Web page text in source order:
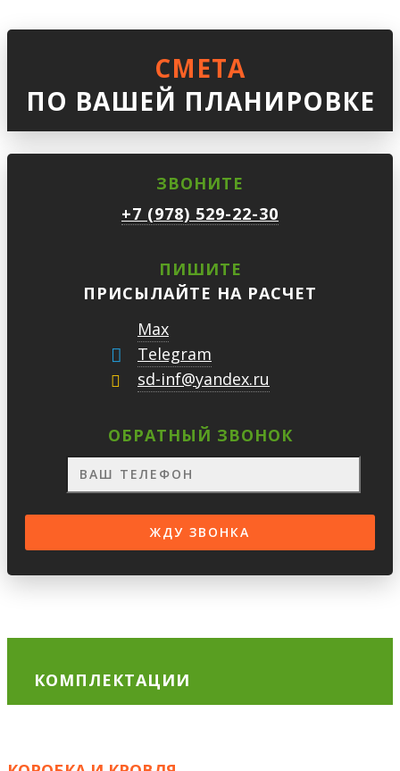
СМЕТА
ПО ВАШЕЙ ПЛАНИРОВКЕ
ЗВОНИТЕ
+7 (978) 529-22-30
ПИШИТЕ
ПРИСЫЛАЙТЕ НА РАСЧЕТ
Max
Telegram
sd-inf@yandex.ru
ОБРАТНЫЙ ЗВОНОК
КОМПЛЕКТАЦИИ